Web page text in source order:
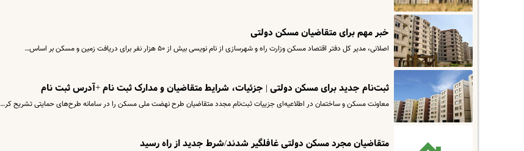
خبر مهم برای متقاضیان مسکن دولتی
اصلانی، مدیر کل دفتر اقتصاد مسکن وزارت راه و شهرسازی از نام نویسی بیش از ۵۰ هزار نفر برای دریافت زمین و مسکن بر اساس…
ثبت‌نام جدید برای مسکن دولتی | جزئیات، شرایط متقاضیان و مدارک ثبت نام +آدرس ثبت نام
معاونت مسکن و ساختمان در اطلاعیه‌ای جزییات ثبت‌نام مجدد متقاضیان طرح نهضت ملی مسکن را در سامانه طرح‌های حمایتی تشریح کر…
متقاضیان مجرد مسکن دولتی غافلگیر شدند/شرط جدید از راه رسید